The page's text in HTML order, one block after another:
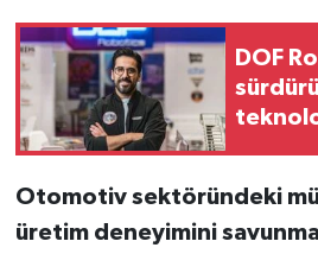
DOF
Otomotiv sektöründeki
üretim deneyimini savunma